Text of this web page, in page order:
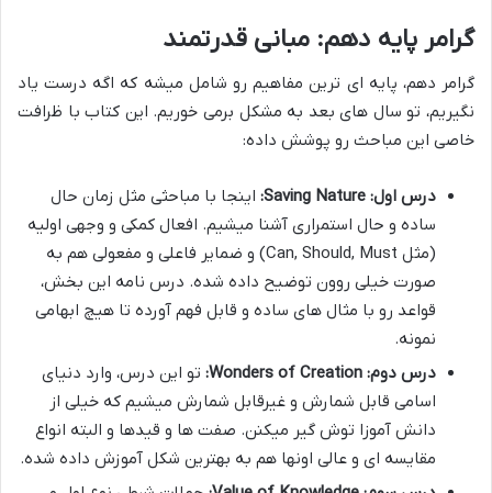
گرامر پایه دهم: مبانی قدرتمند
گرامر دهم، پایه ای ترین مفاهیم رو شامل میشه که اگه درست یاد
نگیریم، تو سال های بعد به مشکل برمی خوریم. این کتاب با ظرافت
خاصی این مباحث رو پوشش داده:
درس اول: Saving Nature:
اینجا با مباحثی مثل زمان حال
ساده و حال استمراری آشنا میشیم. افعال کمکی و وجهی اولیه
(مثل Can, Should, Must) و ضمایر فاعلی و مفعولی هم به
صورت خیلی روون توضیح داده شده. درس نامه این بخش،
قواعد رو با مثال های ساده و قابل فهم آورده تا هیچ ابهامی
نمونه.
درس دوم: Wonders of Creation:
تو این درس، وارد دنیای
اسامی قابل شمارش و غیرقابل شمارش میشیم که خیلی از
دانش آموزا توش گیر میکنن. صفت ها و قیدها و البته انواع
مقایسه ای و عالی اونها هم به بهترین شکل آموزش داده شده.